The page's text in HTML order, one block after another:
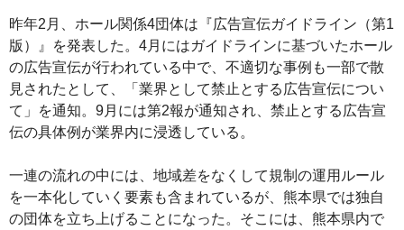
昨年2月、ホール関係4団体は『広告宣伝ガイドライン（第1
版）』を発表した。4月にはガイドラインに基づいたホール
の広告宣伝が行われている中で、不適切な事例も一部で散
見されたとして、「業界として禁止とする広告宣伝につい
て」を通知。9月には第2報が通知され、禁止とする広告宣
伝の具体例が業界内に浸透している。
一連の流れの中には、地域差をなくして規制の運用ルール
を一本化していく要素も含まれているが、熊本県では独自
の団体を立ち上げることになった。そこには、熊本県内で